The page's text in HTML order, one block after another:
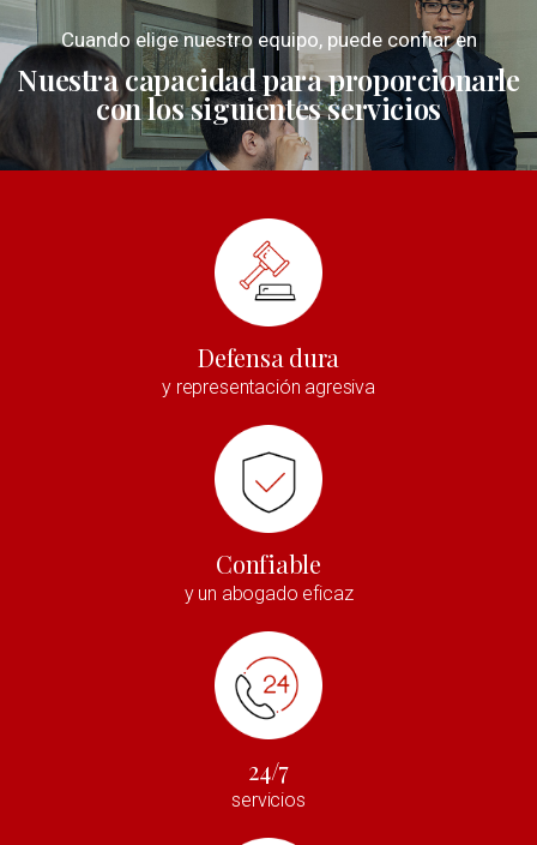
Cuando elige nuestro equipo, puede confiar en
Nuestra capacidad para proporcionarle
con los siguientes servicios
Defensa dura
y representación agresiva
Confiable
y un abogado eficaz
24/7
servicios